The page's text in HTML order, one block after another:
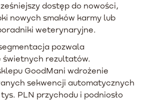
dostęp do nowości,
nowych smaków karmy lub
weterynaryjne.
pozwala
świetnych rezultatów.
GoodMani wdrożenie
sekwencji automatycznych
tys. PLN przychodu i podniosło